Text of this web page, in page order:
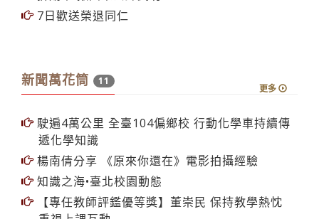
7日歡送榮退同仁
新聞萬花筒 11
更多
駛遍4萬公里 全臺104偏鄉校 行動化學車持續傳
遞化學知識
楊南倩分享 《原來你還在》電影拍攝經驗
知識之海•臺北校園動態
【專任教師評鑑優等獎】董崇民 保持教學熱忱